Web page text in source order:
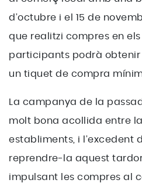
d’octubre i el 15 de
que realitzi compres en
participants podrà
un tiquet de compra mínim
La campanya de la
molt bona acollida entre
establiments, i l’excedent
reprendre-la aquest
impulsant les compres al